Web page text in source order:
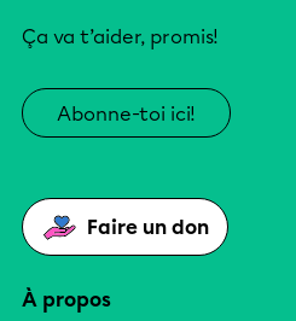
Ça va t’aider, promis!
Abonne-toi ici!
Faire un don
À propos